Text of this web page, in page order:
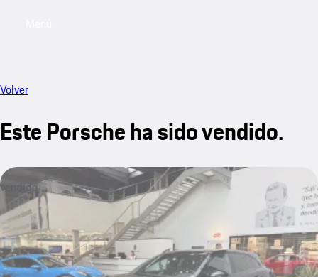
Volver
Este Porsche ha sido vendido.
vendido